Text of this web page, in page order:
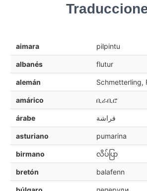
aimara pilpintu
albanés flutur
alemán Schmetterling,
amárico ቢራቢሮ
árabe فراشة
asturiano pumarina
birmano လိပ်ပြာ
bretón balafenn